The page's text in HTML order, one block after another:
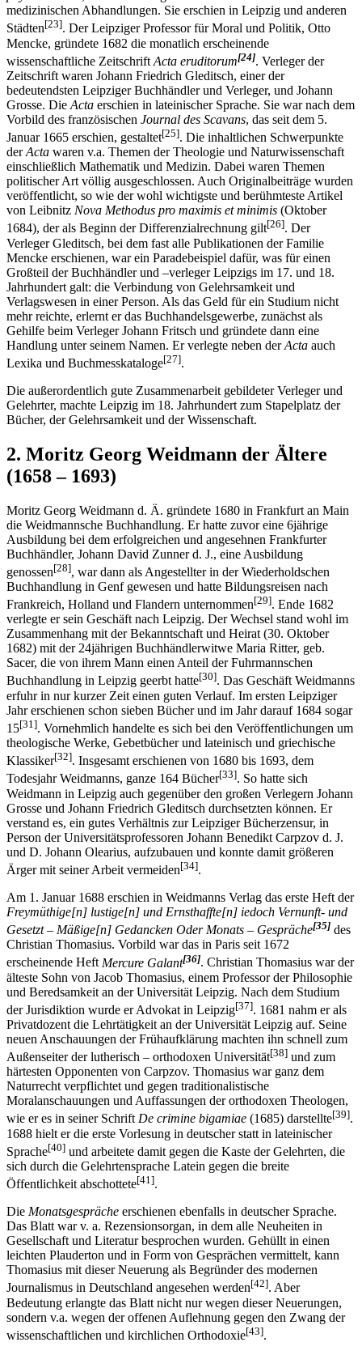
medizinischen Abhandlungen. Sie erschien in Leipzig und anderen
Städten[23]. Der Leipziger Professor für Moral und Politik, Otto
Mencke, gründete 1682 die monatlich erscheinende
wissenschaftliche Zeitschrift Acta eruditorum[24]. Verleger der
Zeitschrift waren Johann Friedrich Gleditsch, einer der
bedeutendsten Leipziger Buchhändler und Verleger, und Johann
Grosse. Die Acta erschien in lateinischer Sprache. Sie war nach dem
Vorbild des französischen Journal des Scavans, das seit dem 5.
Januar 1665 erschien, gestaltet[25]. Die inhaltlichen Schwerpunkte
derActa waren v.a. Themen der Theologie und Naturwissenschaft
einschließlich Mathematik und Medizin. Dabei waren Themen
politischer Art völlig ausgeschlossen. Auch Originalbeiträge wurden
veröffentlicht, so wie der wohl wichtigste und berühmteste Artikel
von Leibnitz Nova Methodus pro maximis et minimis (Oktober
1684), der als Beginn der Differenzialrechnung gilt[26]. Der
Verleger Gleditsch, bei dem fast alle Publikationen der Familie
Mencke erschienen, war ein Paradebeispiel dafür, was für einen
Großteil der Buchhändler und –verleger Leipzigs im 17. und 18.
Jahrhundert galt: die Verbindung von Gelehrsamkeit und
Verlagswesen in einer Person. Als das Geld für ein Studium nicht
mehr reichte, erlernt er das Buchhandelsgewerbe, zunächst als
Gehilfe beim Verleger Johann Fritsch und gründete dann eine
Handlung unter seinem Namen. Er verlegte neben derActa auch
Lexika und Buchmesskataloge[27].
Die außerordentlich gute Zusammenarbeit gebildeter Verleger und
Gelehrter, machte Leipzig im 18. Jahrhundert zum Stapelplatz der
Bücher, der Gelehrsamkeit und der Wissenschaft.
2. Moritz Georg Weidmann der Ältere
(1658 – 1693)
Moritz Georg Weidmann d. Ä. gründete 1680 in Frankfurt an Main
die Weidmannsche Buchhandlung. Er hatte zuvor eine 6jährige
Ausbildung bei dem erfolgreichen und angesehnen Frankfurter
Buchhändler, Johann David Zunner d. J., eine Ausbildung
genossen[28], war dann als Angestellter in der Wiederholdschen
Buchhandlung in Genf gewesen und hatte Bildungsreisen nach
Frankreich, Holland und Flandern unternommen[29]. Ende 1682
verlegte er sein Geschäft nach Leipzig. Der Wechsel stand wohl im
Zusammenhang mit der Bekanntschaft und Heirat (30. Oktober
1682) mit der 24jährigen Buchhändlerwitwe Maria Ritter, geb.
Sacer, die von ihrem Mann einen Anteil der Fuhrmannschen
Buchhandlung in Leipzig geerbt hatte[30]. Das Geschäft Weidmanns
erfuhr in nur kurzer Zeit einen guten Verlauf. Im ersten Leipziger
Jahr erschienen schon sieben Bücher und im Jahr darauf 1684 sogar
15[31]. Vornehmlich handelte es sich bei den Veröffentlichungen um
theologische Werke, Gebetbücher und lateinisch und griechische
Klassiker[32]. Insgesamt erschienen von 1680 bis 1693, dem
Todesjahr Weidmanns, ganze 164 Bücher[33]. So hatte sich
Weidmann in Leipzig auch gegenüber den großen Verlegern Johann
Grosse und Johann Friedrich Gleditsch durchsetzten können. Er
verstand es, ein gutes Verhältnis zur Leipziger Bücherzensur, in
Person der Universitätsprofessoren Johann Benedikt Carpzov d. J.
und D. Johann Olearius, aufzubauen und konnte damit größeren
Ärger mit seiner Arbeit vermeiden[34].
Am 1. Januar 1688 erschien in Weidmanns Verlag das erste Heft der
Freymüthige[n] lustige[n] und Ernsthaffte[n] iedoch Vernunft- und
Gesetzt – Mäßige[n] Gedancken Oder Monats – Gespräche[35] des
Christian Thomasius. Vorbild war das in Paris seit 1672
erscheinende Heft Mercure Galant[36]. Christian Thomasius war der
älteste Sohn von Jacob Thomasius, einem Professor der Philosophie
und Beredsamkeit an der Universität Leipzig. Nach dem Studium
der Jurisdiktion wurde er Advokat in Leipzig[37]. 1681 nahm er als
Privatdozent die Lehrtätigkeit an der Universität Leipzig auf. Seine
neuen Anschauungen der Frühaufklärung machten ihn schnell zum
Außenseiter der lutherisch – orthodoxen Universität[38] und zum
härtesten Opponenten von Carpzov. Thomasius war ganz dem
Naturrecht verpflichtet und gegen traditionalistische
Moralanschauungen und Auffassungen der orthodoxen Theologen,
wie er es in seiner SchriftDe crimine bigamiae (1685) darstellte[39].
1688 hielt er die erste Vorlesung in deutscher statt in lateinischer
Sprache[40] und arbeitete damit gegen die Kaste der Gelehrten, die
sich durch die Gelehrtensprache Latein gegen die breite
Öffentlichkeit abschottete[41].
Die Monatsgespräche erschienen ebenfalls in deutscher Sprache.
Das Blatt war v. a. Rezensionsorgan, in dem alle Neuheiten in
Gesellschaft und Literatur besprochen wurden. Gehüllt in einen
leichten Plauderton und in Form von Gesprächen vermittelt, kann
Thomasius mit dieser Neuerung als Begründer des modernen
Journalismus in Deutschland angesehen werden[42]. Aber
Bedeutung erlangte das Blatt nicht nur wegen dieser Neuerungen,
sondern v.a. wegen der offenen Auflehnung gegen den Zwang der
wissenschaftlichen und kirchlichen Orthodoxie[43].